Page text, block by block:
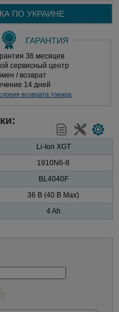
ПО УКРАИНЕ
ГАРАНТИЯ
36 месяцев
сервисный центр
/ возврат
14 дней
возврата товара
Li-Ion XGT
1910N6-8
BL4040F
36 В (40 В Max)
4 Ah